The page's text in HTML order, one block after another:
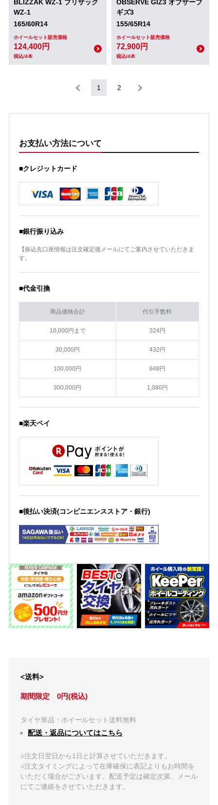
BLIZZAK WZ-1 ブリザック
WZ-1
165/60R14
ホイールセット販売価格
124,400円
税込/4本
OBSERVE GIZ3 オブザーブ
ギズ3
155/65R14
ホイールセット販売価格
72,900円
税込/4本
1 2
お支払い方法について
■クレジットカード
■銀行振り込み
【振込先口座情報は注文確定後メールにてご案内させていただきま
す。
■代金引換
商品価格合計 代引手数料
10,000円まで 324円
30,000円 432円
100,000円 648円
300,000円 1,080円
■楽天ペイ
■後払い決済(コンビニエンスストア・銀行)
<送料>
期間限定 0円(税込)
タイヤ単品・ホイールセット送料無料
配送・返品についてはこちら
○注文日翌日から1日と計算させていただきます。
○注文タイミングによって在庫確保に表記よりもお時間を
いただく場合がございます。配送予定は確定次第、メール
にてご連絡をさせていただきます。